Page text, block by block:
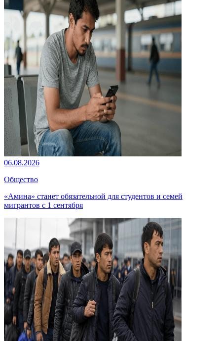
06.08.2026
Общество
«Амина» станет обязательной для студентов и семей
мигрантов с 1 сентября